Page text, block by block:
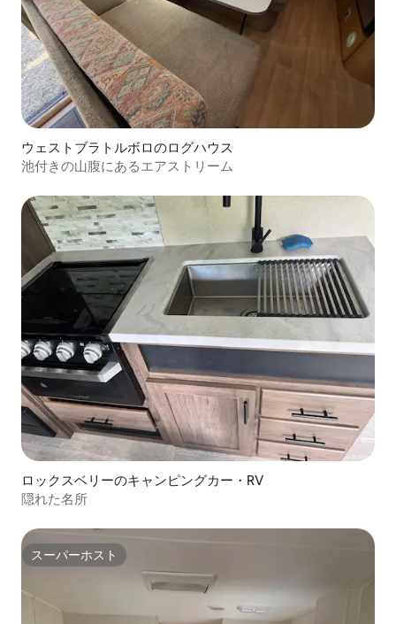
ウェストブラトルボロのログハウス
池付きの山腹にあるエアストリーム
ロックスベリーのキャンピングカー・RV
隠れた名所
スーパーホスト
スーパーホスト